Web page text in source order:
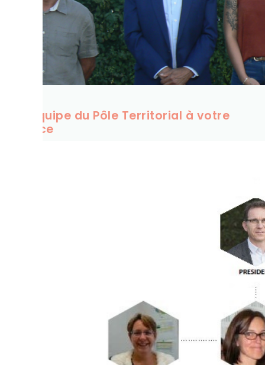
L’équipe du Pôle Territorial à votre
service